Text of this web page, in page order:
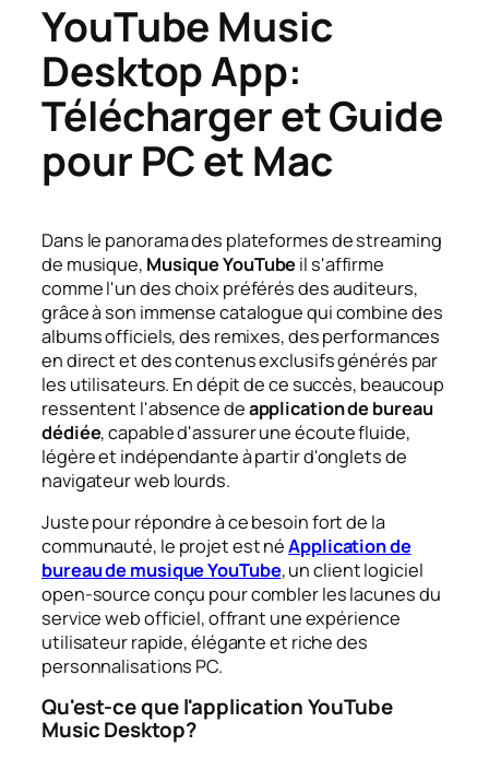
YouTube Music
Desktop App:
Télécharger et Guide
pour PC et Mac
Dans le panorama des plateformes de streaming
de musique, Musique YouTubeil s'affirme
comme l'un des choix préférés des auditeurs,
grâce à son immense catalogue qui combine des
albums officiels, des remixes, des performances
en direct et des contenus exclusifs générés par
les utilisateurs. En dépit de ce succès, beaucoup
ressentent l'absence deapplication de bureau
dédiée, capable d'assurer une écoute fluide,
légère et indépendante à partir d'onglets de
navigateur web lourds.
Juste pour répondre à ce besoin fort de la
communauté, le projet est néApplication de
bureau de musique YouTube, un client logiciel
open-source conçu pour combler les lacunes du
service web officiel, offrant une expérience
utilisateur rapide, élégante et riche des
personnalisations PC.
Qu'est-ce que l'application YouTube
Music Desktop?